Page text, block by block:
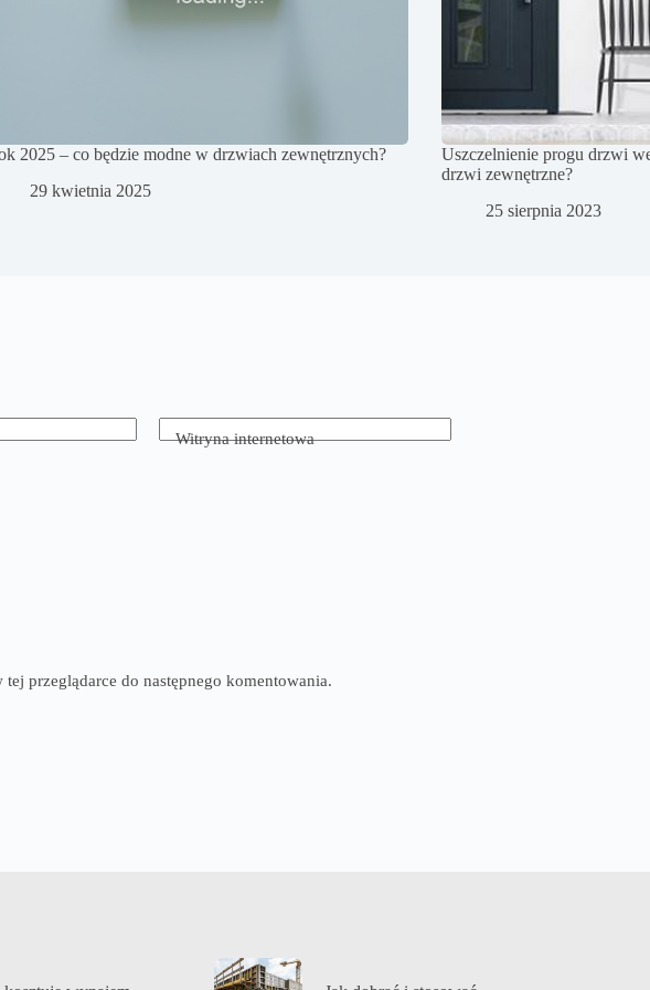
2025 – co będzie modne w drzwiach zewnętrznych?
29 kwietnia 2025
Uszczelnienie progu drzwi
drzwi zewnętrzne?
25 sierpnia 2023
Witryna internetowa
przeglądarce do następnego komentowania.